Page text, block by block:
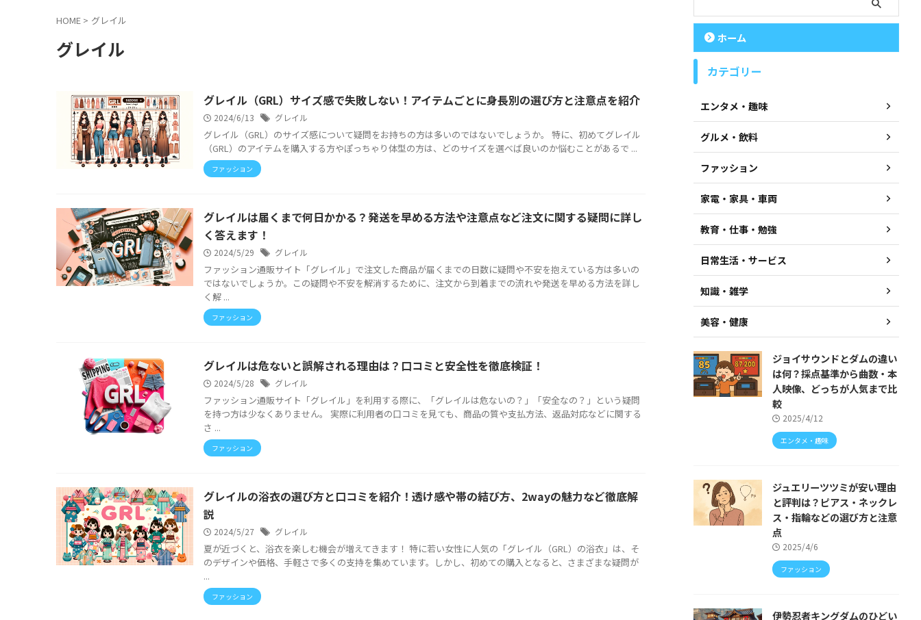
HOME > グレイル
グレイル
グレイル（GRL）サイズ感で失敗しない！アイテムごとに身長別の選び方と注意点を紹介
2024/6/13 グレイル
グレイル（GRL）のサイズ感について疑問をお持ちの方は多いのではないでしょうか。 特に、初めてグレイル
（GRL）のアイテムを購入する方やぽっちゃり体型の方は、どのサイズを選べば良いのか悩むことがあるで ...
ファッション
グレイルは届くまで何日かかる？発送を早める方法や注意点など注文に関する疑問に詳し
く答えます！
2024/5/29 グレイル
ファッション通販サイト「グレイル」で注文した商品が届くまでの日数に疑問や不安を抱えている方は多いの
ではないでしょうか。この疑問や不安を解消するために、注文から到着までの流れや発送を早める方法を詳し
く解 ...
ファッション
グレイルは危ないと誤解される理由は？口コミと安全性を徹底検証！
2024/5/28 グレイル
ファッション通販サイト「グレイル」を利用する際に、「グレイルは危ないの？」「安全なの？」という疑問
を持つ方は少なくありません。 実際に利用者の口コミを見ても、商品の質や支払方法、返品対応などに関する
さ ...
ファッション
グレイルの浴衣の選び方と口コミを紹介！透け感や帯の結び方、2wayの魅力など徹底解
説
2024/5/27 グレイル
夏が近づくと、浴衣を楽しむ機会が増えてきます！ 特に若い女性に人気の「グレイル（GRL）の浴衣」は、そ
のデザインや価格、手軽さで多くの支持を集めています。しかし、初めての購入となると、さまざまな疑問が
...
ファッション
ホーム
カテゴリー
エンタメ・趣味
グルメ・飲料
ファッション
家電・家具・車両
教育・仕事・勉強
日常生活・サービス
知識・雑学
美容・健康
ジョイサウンドとダムの違い
は何？採点基準から曲数・本
人映像、どっちが人気まで比
較
2025/4/12
エンタメ・趣味
ジュエリーツツミが安い理由
と評判は？ピアス・ネックレ
ス・指輪などの選び方と注意
点
2025/4/6
ファッション
伊勢忍者キングダムのひどい